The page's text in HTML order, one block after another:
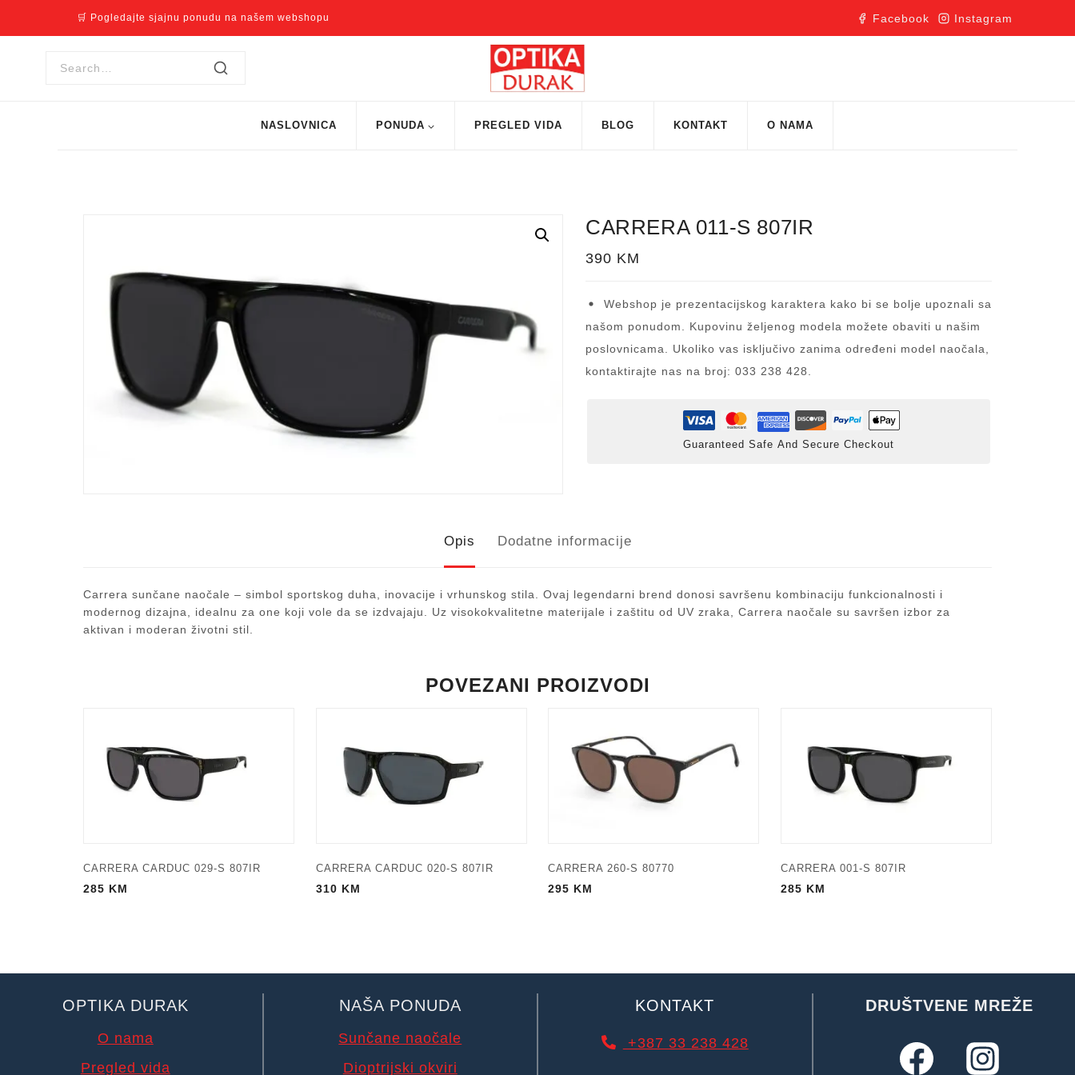
🛒 Pogledajte sjajnu ponudu na našem webshopu Facebook Instagram
NASLOVNICA PONUDA PREGLED VIDA BLOG KONTAKT O NAMA
CARRERA 011-S 807IR
390 KM
Webshop je prezentacijskog karaktera kako bi se bolje upoznali sa
našom ponudom. Kupovinu željenog modela možete obaviti u našim
poslovnicama. Ukoliko vas isključivo zanima određeni model naočala,
kontaktirajte nas na broj: 033 238 428.
Guaranteed Safe And Secure Checkout
Opis Dodatne informacije
Carrera sunčane naočale – simbol sportskog duha, inovacije i vrhunskog stila. Ovaj legendarni brend donosi savršenu kombinaciju funkcionalnosti i
modernog dizajna, idealnu za one koji vole da se izdvajaju. Uz visokokvalitetne materijale i zaštitu od UV zraka, Carrera naočale su savršen izbor za
aktivan i moderan životni stil.
POVEZANI PROIZVODI
CARRERA CARDUC 029-S 807IR
285 KM
CARRERA CARDUC 020-S 807IR
310 KM
CARRERA 260-S 80770
295 KM
CARRERA 001-S 807IR
285 KM
OPTIKA DURAK
O nama
Pregled vida
NAŠA PONUDA
Sunčane naočale
Dioptrijski okviri
KONTAKT
+387 33 238 428
DRUŠTVENE MREŽE